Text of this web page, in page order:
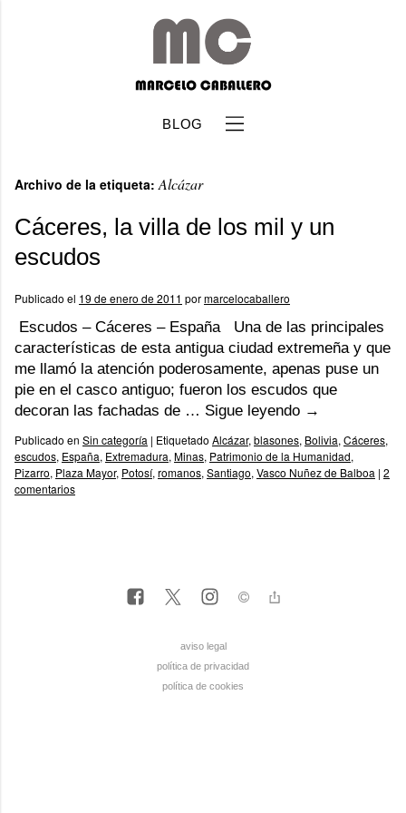
BLOG
Archivo de la etiqueta:Alcázar
Cáceres, la villa de los mil y un
escudos
Publicado el 19 de enero de 2011 pormarcelocaballero
Escudos – Cáceres – España Una de las principales
características de esta antigua ciudad extremeña y que
me llamó la atención poderosamente, apenas puse un
pie en el casco antiguo; fueron los escudos que
decoran las fachadas de … Sigue leyendo →
Publicado en Sin categoría | Etiquetado Alcázar, blasones, Bolivia, Cáceres,
escudos, España, Extremadura, Minas, Patrimonio de la Humanidad,
Pizarro, Plaza Mayor, Potosí, romanos, Santiago, Vasco Nuñez de Balboa | 2
comentarios
aviso legal
política de privacidad
política de cookies